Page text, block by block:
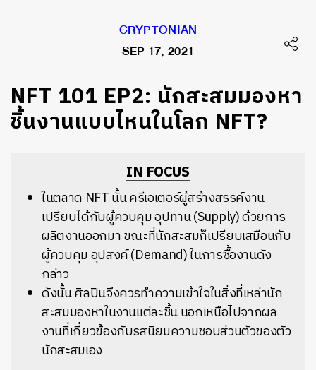
CRYPTONIAN
SEP 17, 2021
NFT 101 EP2: นักสะสมมองหา
ชิ้นงานแบบไหนในโลก NFT?
IN FOCUS
ในตลาด NFT นั้น ครีเอเตอร์ผู้สร้างสรรค์งาน
เปรียบได้กับผู้ควบคุม อุปทาน (Supply) ด้วยการ
ผลิตงานออกมา ขณะที่นักสะสมก็เปรียบเสมือนกับ
ผู้ควบคุม อุปสงค์ (Demand) ในการซื้องานดัง
กล่าว
ดังนั้น ศิลปินจึงควรทำความเข้าใจในสิ่งที่เหล่านัก
สะสมมองหาในงานแต่ละชิ้น นอกเหนือไปจากผล
งานที่เกี่ยวข้องกับรสนิยมความชอบส่วนตัวของตัว
นักสะสมเอง